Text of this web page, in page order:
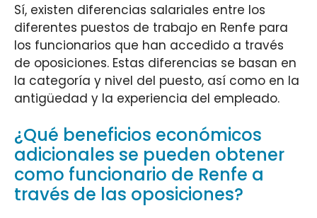
Sí, existen diferencias salariales entre los
diferentes puestos de trabajo en Renfe para
los funcionarios que han accedido a través
de oposiciones. Estas diferencias se basan en
la categoría y nivel del puesto, así como en la
antigüedad y la experiencia del empleado.
¿Qué beneficios económicos
adicionales se pueden obtener
como funcionario de Renfe a
través de las oposiciones?